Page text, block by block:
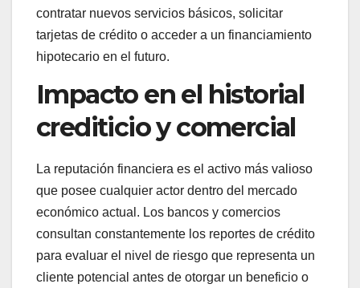
contratar nuevos servicios básicos, solicitar
tarjetas de crédito o acceder a un financiamiento
hipotecario en el futuro.
Impacto en el historial
crediticio y comercial
La reputación financiera es el activo más valioso
que posee cualquier actor dentro del mercado
económico actual. Los bancos y comercios
consultan constantemente los reportes de crédito
para evaluar el nivel de riesgo que representa un
cliente potencial antes de otorgar un beneficio o